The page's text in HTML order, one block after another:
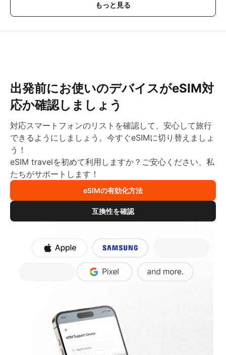
もっと見る
出発前にお使いのデバイスがeSIM対
応か確認しましょう
対応スマートフォンのリストを確認して、安心して旅行
できるようにしましょう。今すぐeSIMに切り替えましょ
う！
eSIM travelを初めて利用しますか？ご安心ください、私
たちがサポートします！
eSIMの有効化方法
互換性を確認